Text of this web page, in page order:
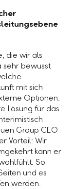
die wir als
sehr bewusst
mit sich
Optionen.
Lösung für das
Group CEO
Vorteil: Wir
kann er
So
und es
werden.